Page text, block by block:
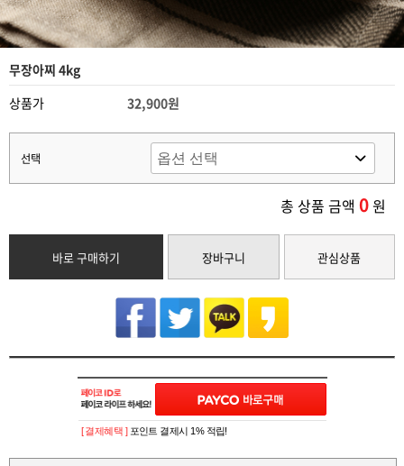
무장아찌 4kg
상품가
32,900원
선택
총 상품 금액 0원
바로 구매하기 장바구니 관심상품
[ 결제혜택 ] 포인트 결제시 1% 적립!